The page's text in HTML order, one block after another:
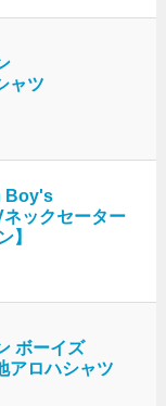
ャツ
Boy's
ックセーター
】
ボーイズ
アロハシャツ